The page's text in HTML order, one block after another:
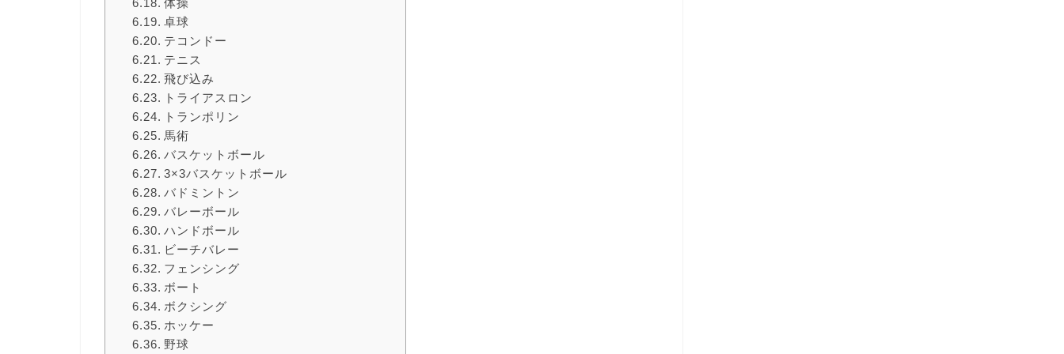
体操
卓球
テコンドー
テニス
飛び込み
トライアスロン
トランポリン
馬術
バスケットボール
3×3バスケットボール
バドミントン
バレーボール
ハンドボール
ビーチバレー
フェンシング
ボート
ボクシング
ホッケー
野球